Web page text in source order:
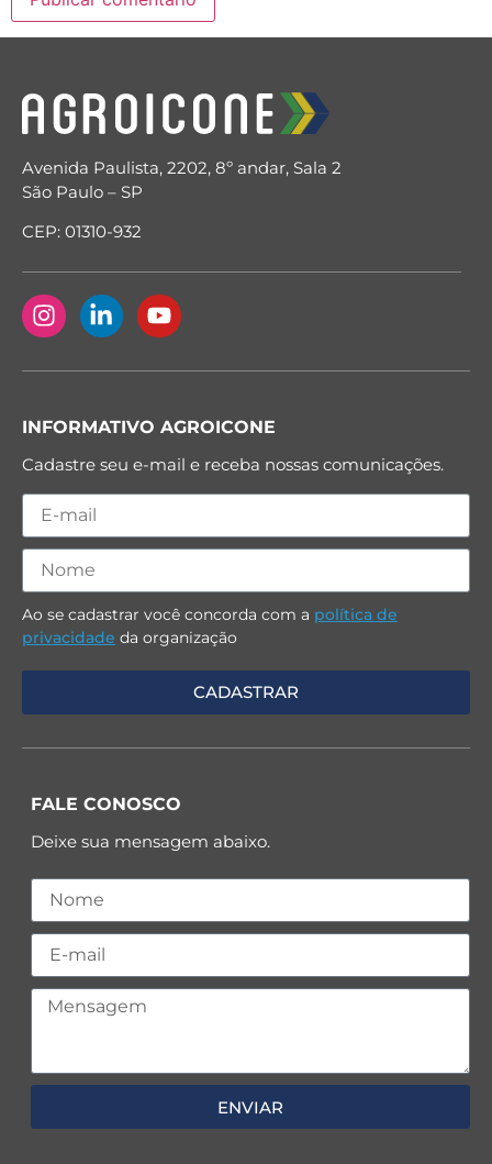
Avenida Paulista, 2202, 8º andar, Sala 2
São Paulo – SP
CEP: 01310-932
INFORMATIVO AGROICONE
Cadastre seu e-mail e receba nossas comunicações.
Ao se cadastrar você concorda com a política de
privacidade da organização
FALE CONOSCO
Deixe sua mensagem abaixo.
ENVIAR